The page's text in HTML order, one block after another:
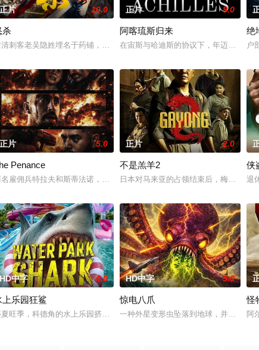
习武，长大后从乡野来到大城市寻找自己的一处立足之地。在这样一个充
片 10.0
杀
刺客老吴隐姓埋名于药铺，却为守护单亲母女小茜和依依，被迫出手击杀
正片 8.0
阿喀琉斯归来
在宙斯与哈迪斯的协议下，年迈的阿喀
绝
户
帮强拆工厂压榨劳工，叶问挺身仗义执言，遭多方联手构陷，蒙谋杀罪入
正片 5.0
Penance
雇佣兵特拉夫和斯蒂法诺，在营救妹妹的行动彻底失败后，不得不面对自
正片 2.0
不是羔羊2
日本对马来亚的占领结束后，梅尔在新
侠
退
杨天和马超，获评见义勇为市民。五年后马超发现袁家兄弟用台球藏毒，
中字 4.0
上乐园狂鲨
夏旺季，科德角的水上乐园挤满了消暑游客，一群凶猛的大白鲨突然闯入园
HD中字 5.0
惊电八爪
一种外星变形虫坠落到地球，并使北卡
怪
阿